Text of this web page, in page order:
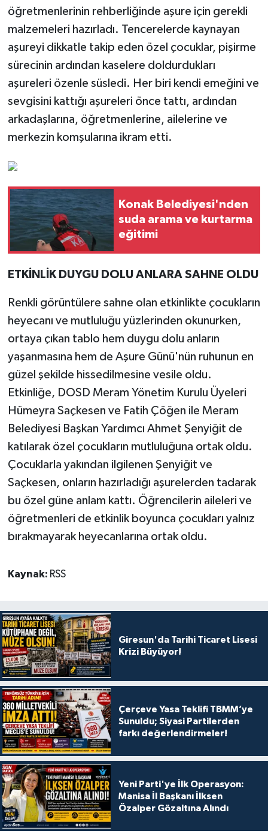
öğretmenlerinin rehberliğinde aşure için gerekli
malzemeleri hazırladı. Tencerelerde kaynayan
aşureyi dikkatle takip eden özel çocuklar, pişirme
sürecinin ardından kaselere doldurdukları
aşureleri özenle süsledi. Her biri kendi emeğini ve
sevgisini kattığı aşureleri önce tattı, ardından
arkadaşlarına, öğretmenlerine, ailelerine ve
merkezin komşularına ikram etti.
Konak Belediyesi'nden
suda arama ve kurtarma
eğitimi
ETKİNLİK DUYGU DOLU ANLARA SAHNE OLDU
Renkli görüntülere sahne olan etkinlikte çocukların
heyecanı ve mutluluğu yüzlerinden okunurken,
ortaya çıkan tablo hem duygu dolu anların
yaşanmasına hem de Aşure Günü'nün ruhunun en
güzel şekilde hissedilmesine vesile oldu.
Etkinliğe, DOSD Meram Yönetim Kurulu Üyeleri
Hümeyra Saçkesen ve Fatih Çöğen ile Meram
Belediyesi Başkan Yardımcı Ahmet Şenyiğit de
katılarak özel çocukların mutluluğuna ortak oldu.
Çocuklarla yakından ilgilenen Şenyiğit ve
Saçkesen, onların hazırladığı aşurelerden tadarak
bu özel güne anlam kattı. Öğrencilerin aileleri ve
öğretmenleri de etkinlik boyunca çocukları yalnız
bırakmayarak heyecanlarına ortak oldu.
Kaynak: RSS
Giresun'da Tarihi Ticaret Lisesi
Krizi Büyüyor!
Çerçeve Yasa Teklifi TBMM’ye
Sunuldu; Siyasi Partilerden
farkı değerlendirmeler!
Yeni Parti'ye İlk Operasyon:
Manisa İl Başkanı İlksen
Özalper Gözaltına Alındı